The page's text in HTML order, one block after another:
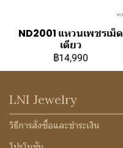
ND2001 แหวนเพชรเม็ด
เดียว
฿14,990
LNI Jewelry
วิธีการสั่งซื้อและชำระเงิน